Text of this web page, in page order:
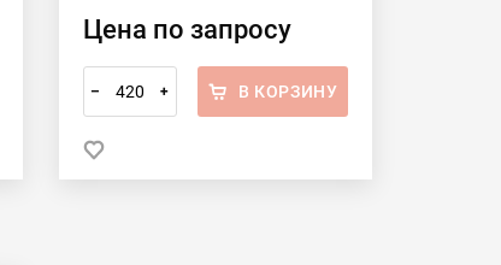
Цена по запросу
– + В КОРЗИНУ